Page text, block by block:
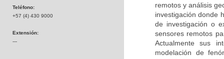
Teléfono:
+57 (4) 430 9000
Extensión:
---
remotos y análisis
investigación donde
de investigación o
sensores remotos
Actualmente sus
modelación de